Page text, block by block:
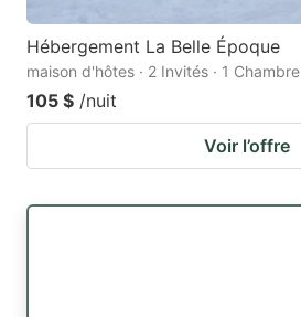
Hébergement La Belle Époque
maison d'hôtes · 2 Invités · 1 Chambre
105 $ /nuit
Voir l’offre